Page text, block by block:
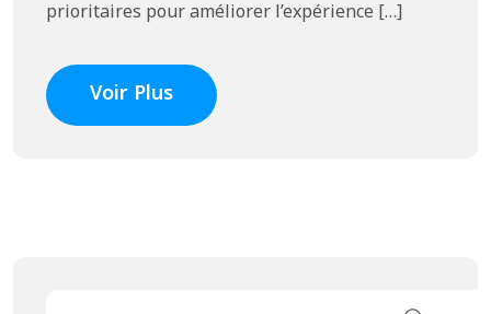
prioritaires pour améliorer l’expérience […]
Voir Plus